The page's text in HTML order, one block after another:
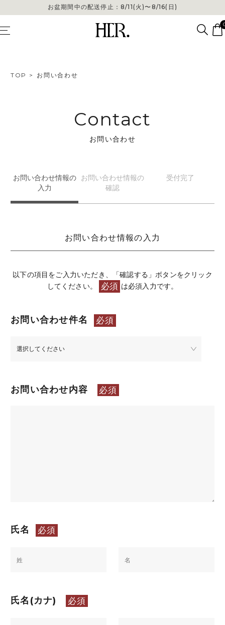
お盆期間中の配送停止：8/11(火)〜8/16(日)
TOP お問い合わせ
Contact
お問い合わせ
お問い合わせ情報の
入力
お問い合わせ情報の
確認
受付完了
お問い合わせ情報の入力
以下の項目をご入力いただき、「確認する」ボタンをクリック
してください。
必須 は必須入力です。
お問い合わせ件名 必須
お問い合わせ内容 必須
氏名 必須
氏名(カナ) 必須